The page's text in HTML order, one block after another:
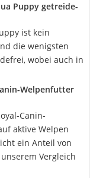
Puppy getreide-
ist kein
die wenigsten
wobei auch in
Welpenfutter
Canin-
aktive Welpen
ein Anteil von
Vergleich